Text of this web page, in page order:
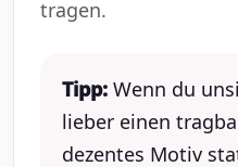
tragen.
Tipp: Wenn du
lieber einen
dezentes Motiv